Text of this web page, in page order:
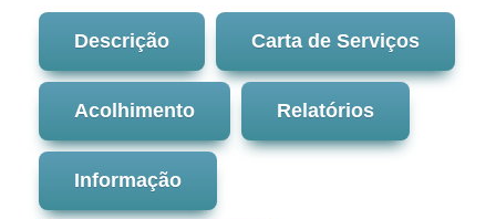
Transparência
Defesa Civil
Telefones Úteis
Descrição Carta de Serviços
Acolhimento Relatórios
Informação